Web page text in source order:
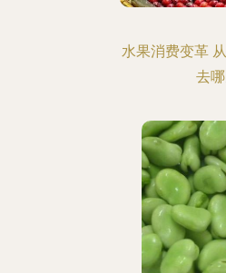
水果消费变革
去